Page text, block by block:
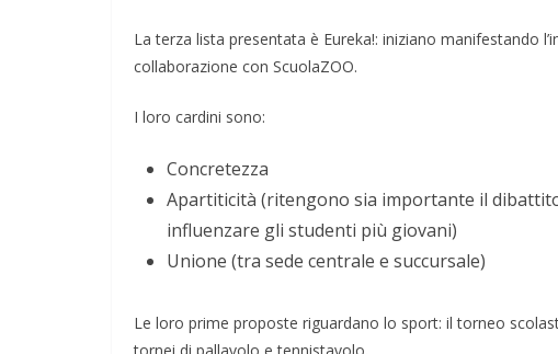
La terza lista presentata è Eureka!: iniziano manifestando
collaborazione con ScuolaZOO.
I loro cardini sono:
Concretezza
Apartiticità (ritengono sia importante il
influenzare gli studenti più giovani)
Unione (tra sede centrale e succursale)
Le loro prime proposte riguardano lo sport: il torneo